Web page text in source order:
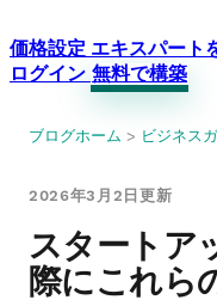
価格設定 エキスパート
ログイン 無料で構築
ブログホーム > ビジネス
2026年3月2日更新
スタートア
際にこれら